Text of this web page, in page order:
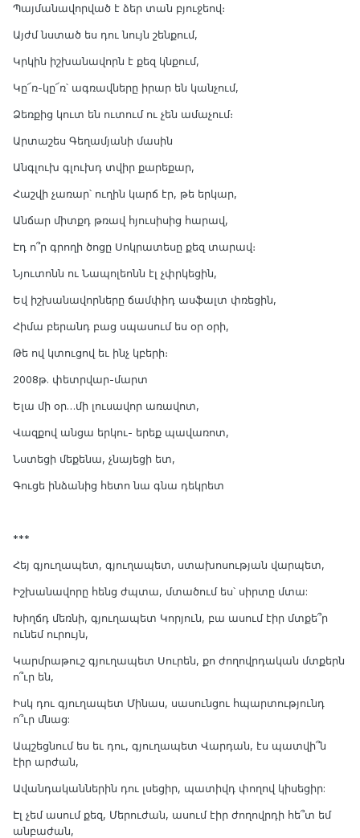
Պայմանավորված է ձեր տան բյուջեով։
Այժմ նստած ես դու նույն շենքում,
Կրկին իշխանավորն է քեզ կնքում,
Կը՜ռ-կը՜ռ՝ ագռավները իրար են կանչում,
Ձեռքից կուտ են ուտում ու չեն ամաչում։
Արտաշես Գեղամյանի մասին
Անգլուխ գլուխդ տվիր քարեքար,
Հաշվի չառար՝ ուղին կարճ էր, թե երկար,
Անճար միտքդ թռավ հյուսիսից հարավ,
Էդ ո՞ր գրողի ծոցը Սոկրատեսը քեզ տարավ։
Նյուտոնն ու Նապոլեոնն էլ չփրկեցին,
Եվ իշխանավորները ճամփիդ ասֆալտ փռեցին,
Հիմա բերանդ բաց սպասում ես օր օրի,
Թե ով կտուցով եւ ինչ կբերի։
2008թ. փետրվար-մարտ
Ելա մի օր…մի լուսավոր առավոտ,
Վազքով անցա երկու- երեք պավառոտ,
Նստեցի մեքենա, չնայեցի ետ,
Գուցե ինձանից հետո նա գնա դեկրետ
***
Հեյ գյուղապետ, գյուղապետ, ստախոսության վարպետ,
Իշխանավորը հենց ժպտա, մտածում ես՝ սիրտը մտա:
Խիղճդ մեռնի, գյուղապետ Կորյուն, բա ասում էիր մտքե՞ր
ունեմ ուրույն,
Կարմրաթուշ գյուղապետ Սուրեն, քո ժողովրդական մտքերն
ո՞ւր են,
Իսկ դու գյուղապետ Մինաս, սասունցու հպարտությունդ
ո՞ւր մնաց:
Ապշեցնում ես եւ դու, գյուղապետ Վարդան, էս պատվի՞ն
էիր արժան,
Ավանդականներին դու լսեցիր, պատիվդ փողով կիսեցիր:
Էլ չեմ ասում քեզ, Մերուժան, ասում էիր ժողովրդի հե՞տ եմ
անբաժան,